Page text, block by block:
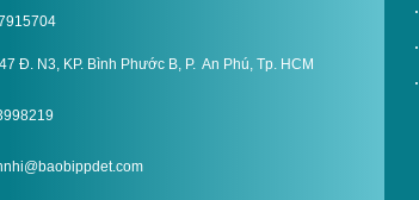
Đ. N3, KP. Bình Phước B, P. An Phú, Tp. HCM